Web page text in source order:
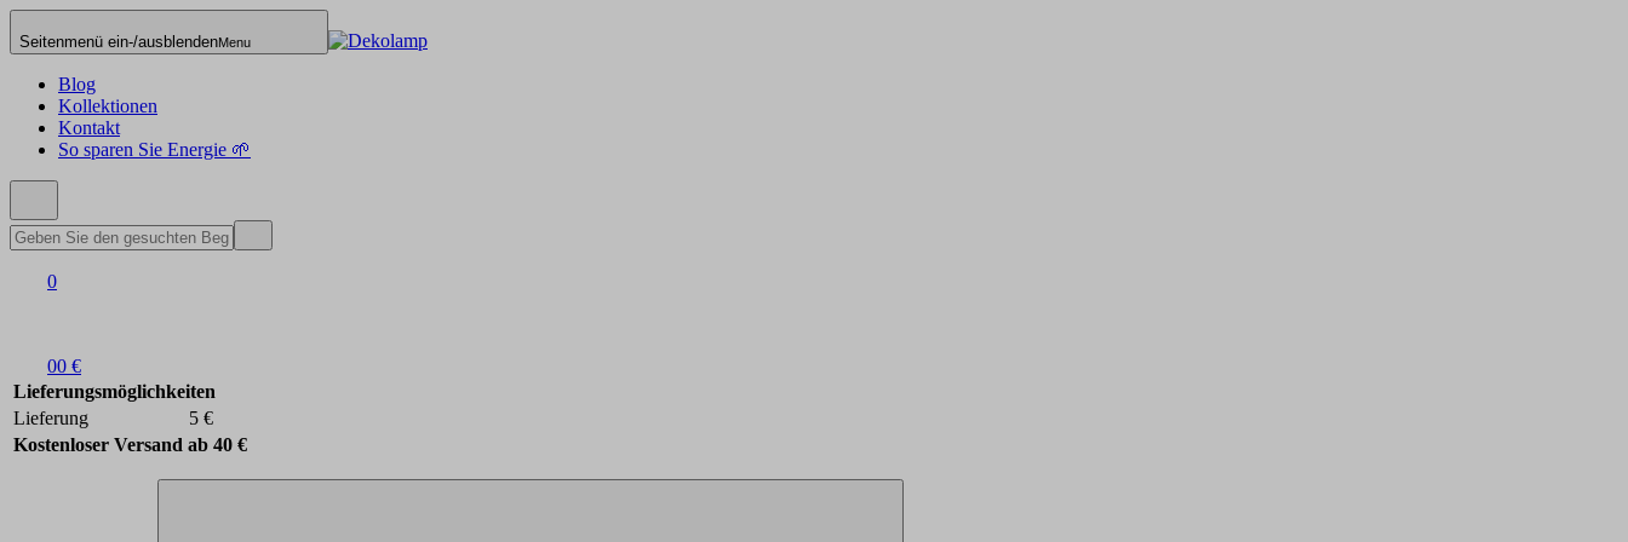
Seitenmenü ein-/ausblendenMenu
Blog
Kollektionen
Kontakt
So sparen Sie Energie 🌱
0
00 €
Lieferungsmöglichkeiten
Lieferung
5 €
Kostenloser Versand ab 40 €